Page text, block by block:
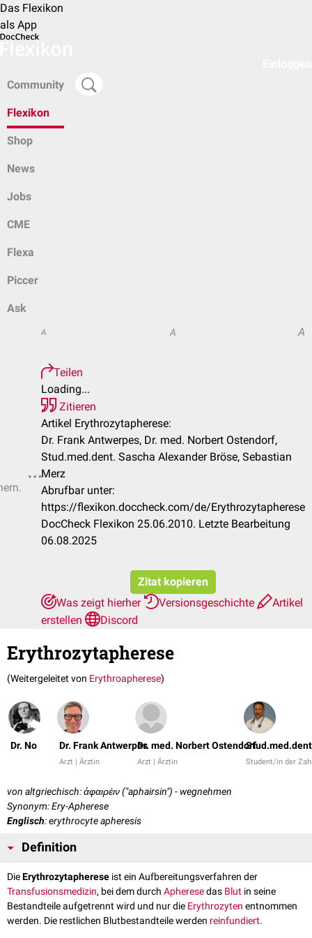
Das Flexikon
als App
Community
Flexikon
Shop
News
Jobs
CME
Flexa
Piccer
Ask
A A A
Teilen
Loading...
Zitieren
Artikel Erythrozytapherese:
Dr. Frank Antwerpes, Dr. med. Norbert Ostendorf,
Stud.med.dent. Sascha Alexander Bröse, Sebastian
Merz
Abrufbar unter:
https://flexikon.doccheck.com/de/Erythrozytapherese
DocCheck Flexikon 25.06.2010. Letzte Bearbeitung
06.08.2025
Zitat kopieren
Was zeigt hierher
Versionsgeschichte
Artikel
erstellen
Discord
Erythrozytapherese
(Weitergeleitet von Erythroapherese)
Dr. No Dr. Frank Antwerpes
Arzt | Ärztin
Dr. med. Norbert Ostendorf
Arzt | Ärztin Student/in der
von altgriechisch: ἀφαιρέιν ("aphairsin") - wegnehmen
Synonym: Ery-Apherese
Englisch: erythrocyte apheresis
Definition
DieErythrozytapherese ist ein Aufbereitungsverfahren der
Transfusionsmedizin, bei dem durch Apheresedas Blut in seine
Bestandteile aufgetrennt wird und nur die Erythrozyten entnommen
werden. Die restlichen Blutbestandteile werden reinfundiert.